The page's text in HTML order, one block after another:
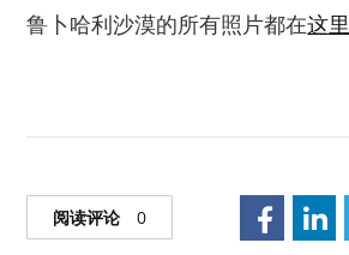
鲁卜哈利沙漠的所有照片都在这里
阅读评论 0